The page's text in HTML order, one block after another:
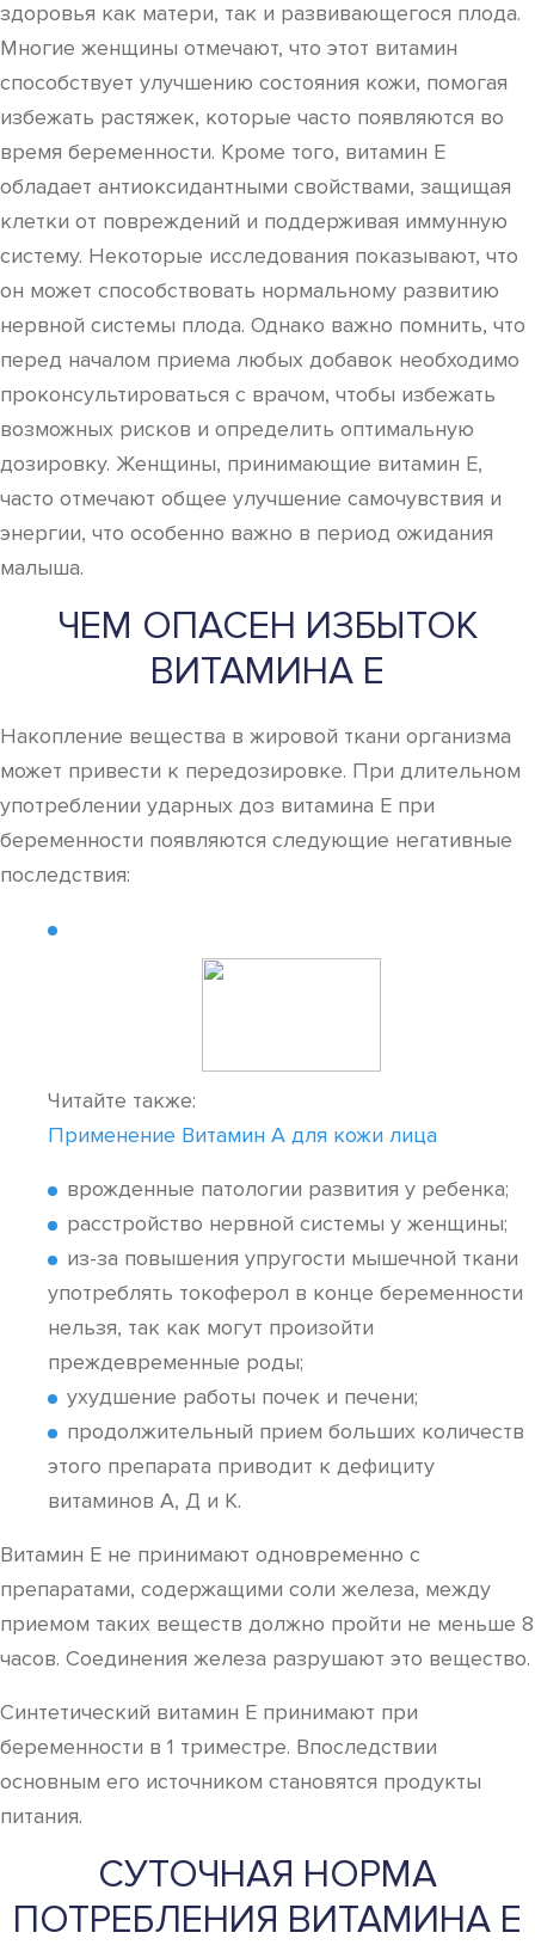
здоровья как матери, так и развивающегося плода.
Многие женщины отмечают, что этот витамин
способствует улучшению состояния кожи, помогая
избежать растяжек, которые часто появляются во
время беременности. Кроме того, витамин Е
обладает антиоксидантными свойствами, защищая
клетки от повреждений и поддерживая иммунную
систему. Некоторые исследования показывают, что
он может способствовать нормальному развитию
нервной системы плода. Однако важно помнить, что
перед началом приема любых добавок необходимо
проконсультироваться с врачом, чтобы избежать
возможных рисков и определить оптимальную
дозировку. Женщины, принимающие витамин Е,
часто отмечают общее улучшение самочувствия и
энергии, что особенно важно в период ожидания
малыша.
ЧЕМ ОПАСЕН ИЗБЫТОК
ВИТАМИНА Е
Накопление вещества в жировой ткани организма
может привести к передозировке. При длительном
употреблении ударных доз витамина Е при
беременности появляются следующие негативные
последствия:
Читайте также:
Применение Витамин А для кожи лица
врожденные патологии развития у ребенка;
расстройство нервной системы у женщины;
из-за повышения упругости мышечной ткани
употреблять токоферол в конце беременности
нельзя, так как могут произойти
преждевременные роды;
ухудшение работы почек и печени;
продолжительный прием больших количеств
этого препарата приводит к дефициту
витаминов А, Д и К.
Витамин Е не принимают одновременно с
препаратами, содержащими соли железа, между
приемом таких веществ должно пройти не меньше 8
часов. Соединения железа разрушают это вещество.
Синтетический витамин Е принимают при
беременности в 1 триместре. Впоследствии
основным его источником становятся продукты
питания.
СУТОЧНАЯ НОРМА
ПОТРЕБЛЕНИЯ ВИТАМИНА Е